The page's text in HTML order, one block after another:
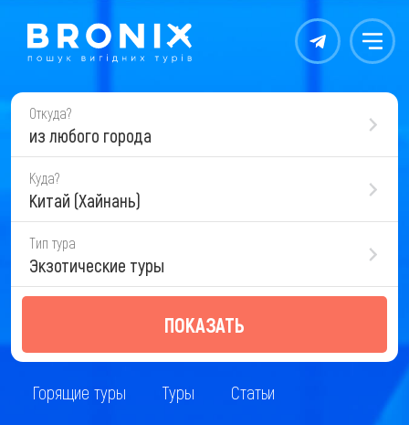
Контакты Меню
Откуда?
из любого города
Куда?
Китай (Хайнань)
Тип тура
Экзотические туры
ПОКАЗАТЬ
Горящие туры Туры Статьи